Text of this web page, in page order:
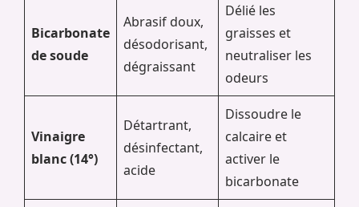
Bicarbonate
de soude
Abrasif doux,
désodorisant,
dégraissant
Délié les
graisses et
neutraliser les
odeurs
Vinaigre
blanc (14°)
Détartrant,
désinfectant,
acide
Dissoudre le
calcaire et
activer le
bicarbonate